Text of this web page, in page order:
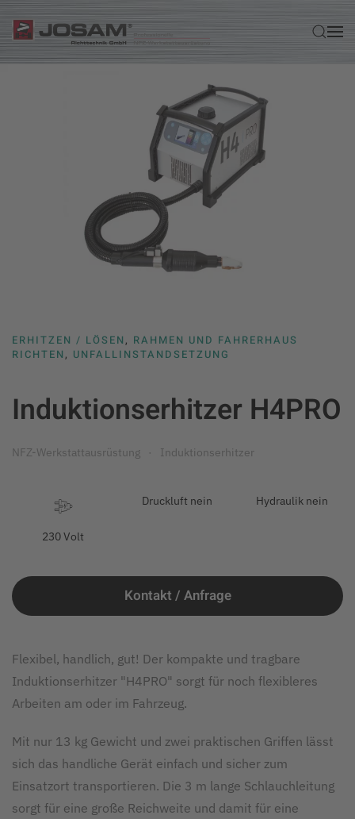
Zum Hauptinhalt springen
ERHITZEN / LÖSEN , RAHMEN UND FAHRERHAUS
RICHTEN , UNFALLINSTANDSETZUNG
Induktionserhitzer H4PRO
NFZ-Werkstattausrüstung Induktionserhitzer
230 Volt
Druckluft nein Hydraulik nein
Kontakt / Anfrage
Flexibel, handlich, gut! Der kompakte und tragbare
Induktionserhitzer "H4PRO" sorgt für noch flexibleres
Arbeiten am oder im Fahrzeug.
Mit nur 13 kg Gewicht und zwei praktischen Griffen lässt
sich das handliche Gerät einfach und sicher zum
Einsatzort transportieren. Die 3 m lange Schlauchleitung
sorgt für eine große Reichweite und damit für eine